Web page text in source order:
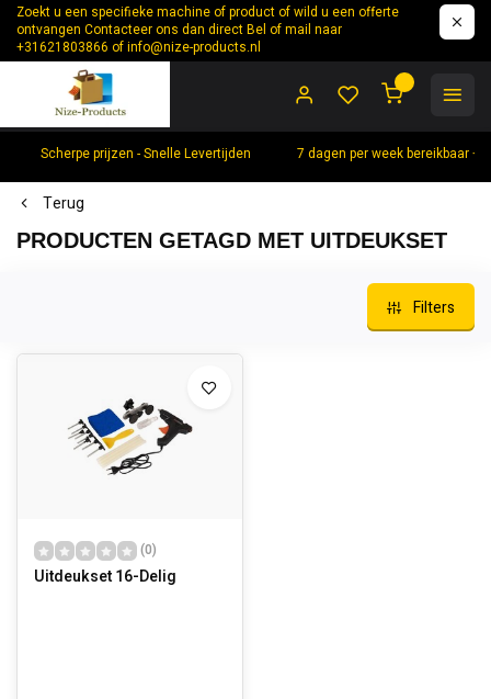
Zoekt u een specifieke machine of product of wild u een offerte
ontvangen Contacteer ons dan direct Bel of mail naar
+31621803866 ofinfo@nize-products.nl
Scherpe prijzen - Snelle Levertijden 7 dagen per week bereikbaar
Terug
PRODUCTEN GETAGD MET UITDEUKSET
Filters
(0)
Uitdeukset 16-Delig